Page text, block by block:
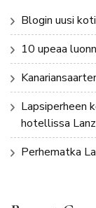
Blogin uusi
10 upeaa
Lapsiperheen
hotellissa
Perhematka